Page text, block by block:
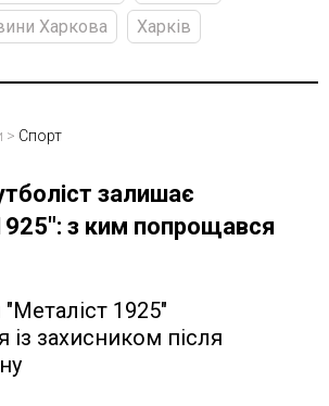
Харкова
Харків
> Спорт
залишає
з ким попрощався
1925"
із захисником після